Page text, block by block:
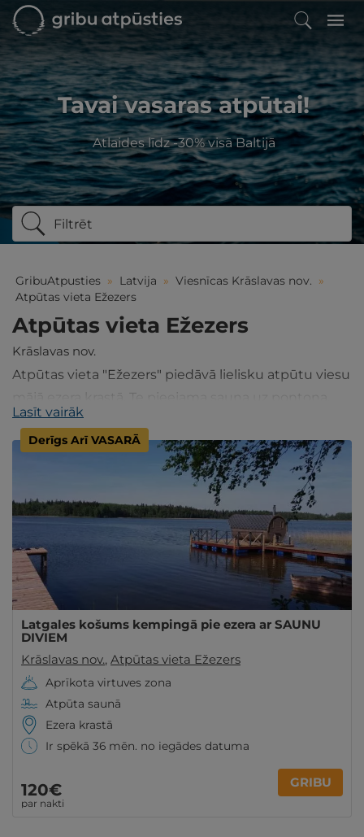
Tavai vasaras atpūtai!
Atlaides līdz -30% visā Baltijā
Filtrēt
GribuAtpusties » Latvija » Viesnīcas Krāslavas nov. »
Atpūtas vieta Ežezers
Atpūtas vieta Ežezers
Krāslavas nov.
Atpūtas vieta "Ežezers" piedāvā lielisku atpūtu viesu
mājā ezera krastā. Te pieejama sauna uz pontona,
laiva, kā arī vietas piknikam, teltīm un kemperiem.
Lasīt vairāk
Derīgs Arī VASARĀ
Latgales košums kempingā pie ezera ar SAUNU
DIVIEM
Krāslavas nov., Atpūtas vieta Ežezers
Aprīkota virtuves zona
Atpūta saunā
Ezera krastā
Ir spēkā 36 mēn. no iegādes datuma
120€
par nakti
GRIBU